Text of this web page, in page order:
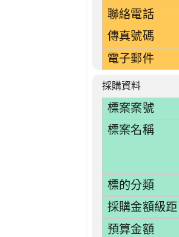
聯絡電話
傳真號碼
電子郵件
採購資料
標案案號
標案名稱
標的分類
採購金額級距
預算金額